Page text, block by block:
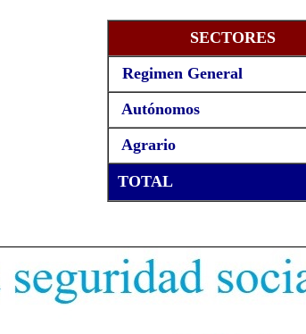
SECTORES
Regimen General
Autónomos
Agrario
TOTAL